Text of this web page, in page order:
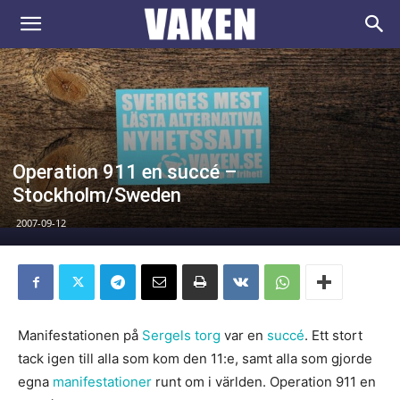
VAKEN.se
Operation 911 en succé –
Stockholm/Sweden
2007-09-12
Manifestationen på Sergels torg var en succé. Ett stort
tack igen till alla som kom den 11:e, samt alla som gjorde
egna manifestationer runt om i världen. Operation 911 en